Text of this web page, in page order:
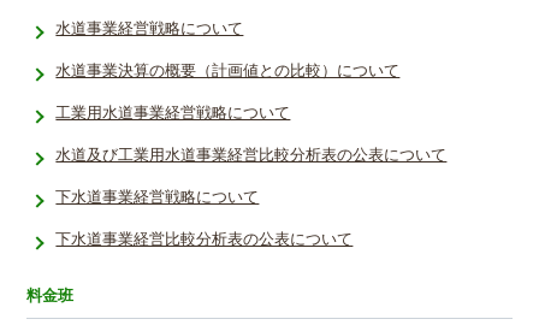
水道事業経営戦略について
水道事業決算の概要（計画値との比較）について
工業用水道事業経営戦略について
水道及び工業用水道事業経営比較分析表の公表について
下水道事業経営戦略について
下水道事業経営比較分析表の公表について
料金班